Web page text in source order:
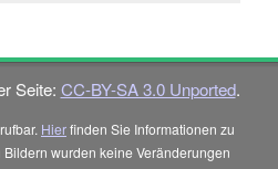
Seite: CC-BY-SA 3.0 Unported.
Hierfinden Sie Informationen zu
wurden keine Veränderungen